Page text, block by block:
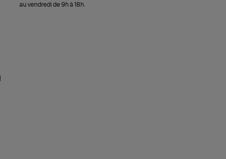
au vendredi de 9h à 18h.